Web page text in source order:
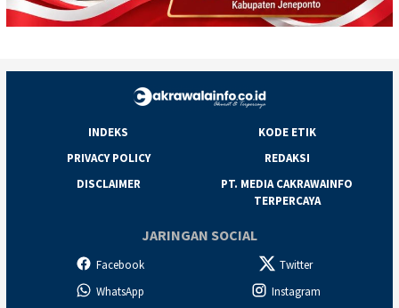
INDEKS
KODE ETIK
PRIVACY POLICY
REDAKSI
DISCLAIMER
PT. MEDIA CAKRAWAINFO
TERPERCAYA
JARINGAN SOCIAL
Facebook
Twitter
WhatsApp
Instagram